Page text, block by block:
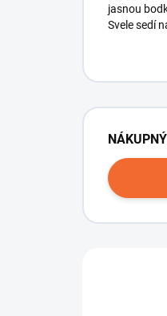
jasnou
Svele sedí